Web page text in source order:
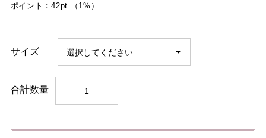
ポイント：42pt （1%）
サイズ
合計数量